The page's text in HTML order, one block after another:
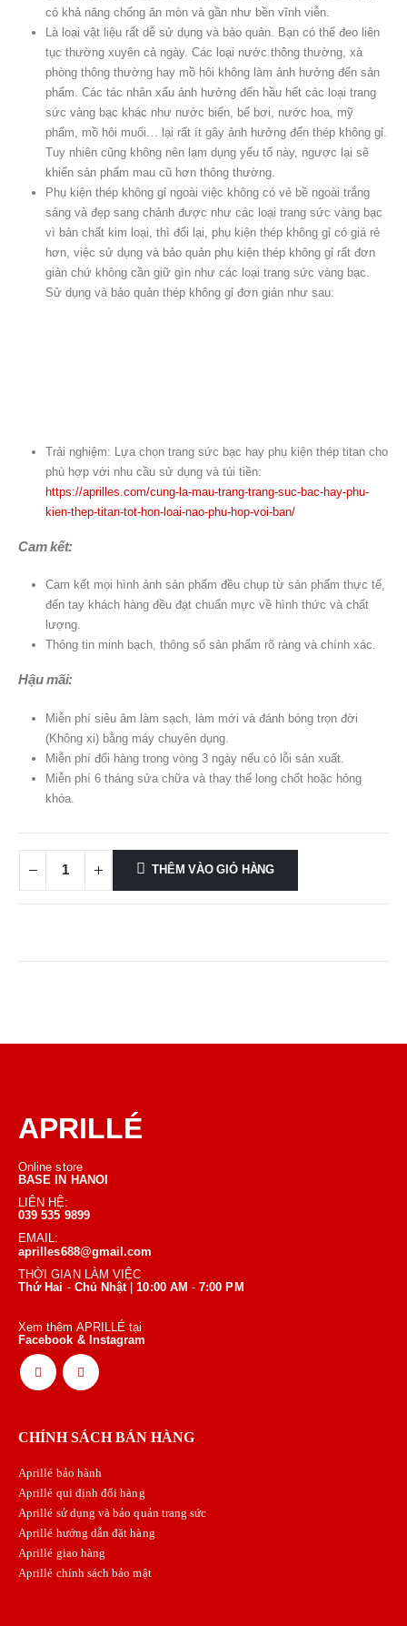
có khả năng chống ăn mòn và gần như bền vĩnh viễn.
Là loại vật liệu rất dễ sử dụng và bảo quản. Bạn có thể đeo liên
tục thường xuyên cả ngày. Các loại nước thông thường, xà
phòng thông thường hay mồ hôi không làm ảnh hưởng đến sản
phẩm. Các tác nhân xấu ảnh hưởng đến hầu hết các loại trang
sức vàng bạc khác như nước biển, bể bơi, nước hoa, mỹ
phẩm, mồ hôi muối… lại rất ít gây ảnh hưởng đến thép không gỉ.
Tuy nhiên cũng không nên lạm dụng yếu tố này, ngược lại sẽ
khiến sản phẩm mau cũ hơn thông thường.
Phụ kiện thép không gỉ ngoài việc không có vẻ bề ngoài trắng
sáng và đẹp sang chảnh được như các loại trang sức vàng bạc
vì bản chất kim loại, thì đổi lại, phụ kiện thép không gỉ có giá rẻ
hơn, việc sử dụng và bảo quản phụ kiện thép không gỉ rất đơn
giản chứ không cần giữ gìn như các loại trang sức vàng bạc.
Sử dụng và bảo quản thép không gỉ đơn giản như sau:
Trải nghiệm: Lựa chọn trang sức bạc hay phụ kiện thép titan cho
phù hợp với nhu cầu sử dụng và túi tiền:
https://aprilles.com/cung-la-mau-trang-trang-suc-bac-hay-phu-
kien-thep-titan-tot-hon-loai-nao-phu-hop-voi-ban/
Cam kết:
Cam kết mọi hình ảnh sản phẩm đều chụp từ sản phẩm thực tế,
đến tay khách hàng đều đạt chuẩn mực về hình thức và chất
lượng.
Thông tin minh bạch, thông số sản phẩm rõ ràng và chính xác.
Hậu mãi:
Miễn phí siêu âm làm sạch, làm mới và đánh bóng trọn đời
(Không xi) bằng máy chuyên dụng.
Miễn phí đổi hàng trong vòng 3 ngày nếu có lỗi sản xuất.
Miễn phí 6 tháng sửa chữa và thay thế long chốt hoặc hỏng
khóa.
THÊM VÀO GIỎ HÀNG
APRILLÉ
Online store
BASE IN HANOI
LIÊN HỆ:
039 535 9899
EMAIL:
aprilles688@gmail.com
THỜI GIAN LÀM VIỆC
Thứ Hai -Chủ Nhật |10:00 AM - 7:00 PM
Xem thêm APRILLÉ tại
Facebook & Instagram
CHÍNH SÁCH BÁN HÀNG
Aprillé bảo hành
Aprillé qui định đổi hàng
Aprillé sử dụng và bảo quản trang sức
Aprillé hướng dẫn đặt hàng
Aprillé giao hàng
Aprillé chính sách bảo mật